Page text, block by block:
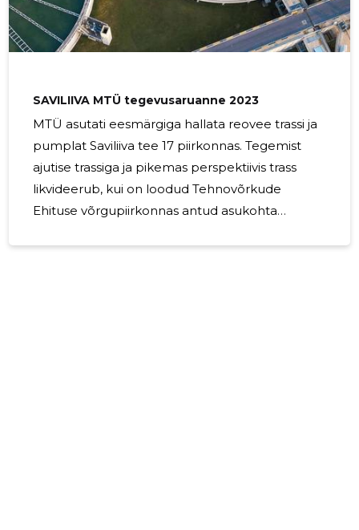
ettevõtte tegevusest tulenevate kahjulike
keskkonnamõjude vähendamisele.
SAVILIIVA MTÜ tegevusaruanne 2023
MTÜ asutati eesmärgiga hallata reovee trassi ja
pumplat Saviliiva tee 17 piirkonnas. Tegemist
ajutise trassiga ja pikemas perspektiivis trass
likvideerub, kui on loodud Tehnovõrkude
Ehituse võrgupiirkonnas antud asukohta